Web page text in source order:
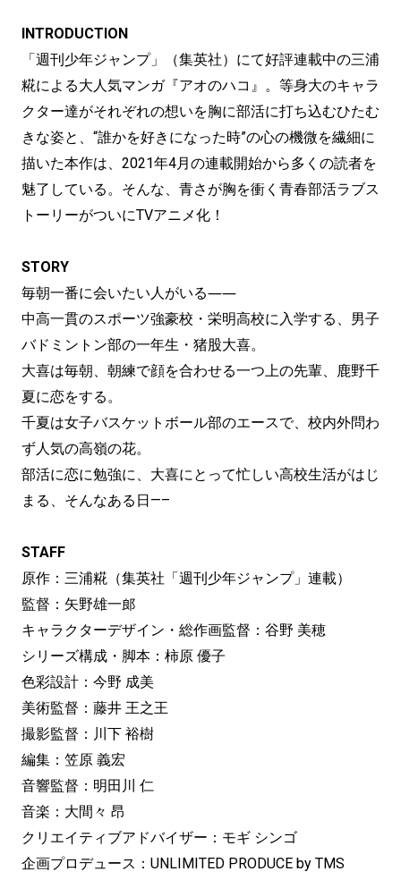
INTRODUCTION
「週刊少年ジャンプ」（集英社）にて好評連載中の三浦
糀による大人気マンガ『アオのハコ』。等身大のキャラ
クター達がそれぞれの想いを胸に部活に打ち込むひたむ
きな姿と、“誰かを好きになった時”の心の機微を繊細に
描いた本作は、2021年4月の連載開始から多くの読者を
魅了している。そんな、青さが胸を衝く青春部活ラブス
トーリーがついにTVアニメ化！
STORY
毎朝一番に会いたい人がいる――
中高一貫のスポーツ強豪校・栄明高校に入学する、男子
バドミントン部の一年生・猪股大喜。
大喜は毎朝、朝練で顔を合わせる一つ上の先輩、鹿野千
夏に恋をする。
千夏は女子バスケットボール部のエースで、校内外問わ
ず人気の高嶺の花。
部活に恋に勉強に、大喜にとって忙しい高校生活がはじ
まる、そんなある日—–
STAFF
原作：三浦糀（集英社「週刊少年ジャンプ」連載）
監督：矢野雄一郎
キャラクターデザイン・総作画監督：谷野 美穂
シリーズ構成・脚本：柿原 優子
色彩設計：今野 成美
美術監督：藤井 王之王
撮影監督：川下 裕樹
編集：笠原 義宏
音響監督：明田川 仁
音楽：大間々 昂
クリエイティブアドバイザー：モギ シンゴ
企画プロデュース：UNLIMITED PRODUCE by TMS